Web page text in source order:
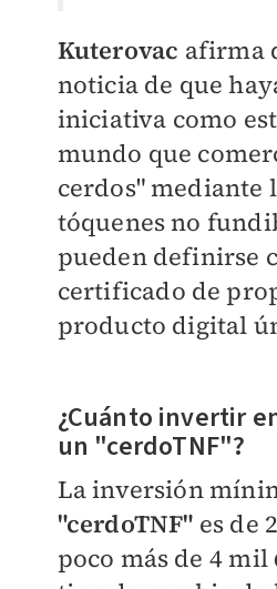
Kuterovac afirma
noticia de que
iniciativa como
mundo que
cerdos" mediante
tóquenes no
pueden definirse
certificado de
producto digital
¿Cuánto invertir
un "cerdoTNF"?
La inversión
"cerdoTNF" es de
poco más de 4 mil